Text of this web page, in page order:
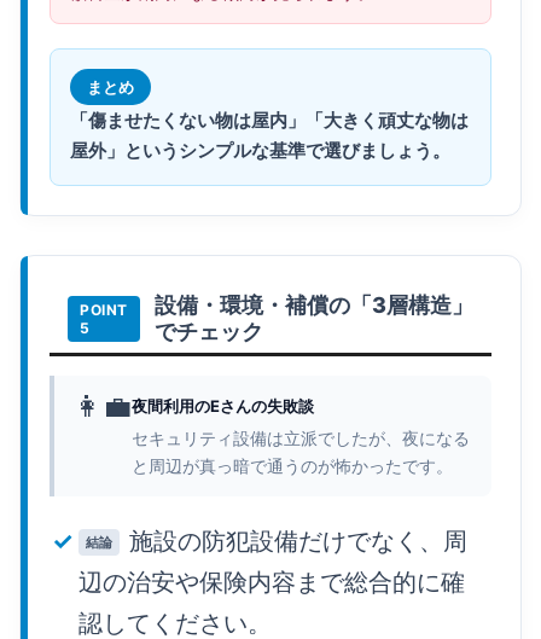
まとめ
「傷ませたくない物は屋内」「大きく頑丈な物は
屋外」というシンプルな基準で選びましょう。
設備・環境・補償の「3層構造」
でチェック
👩‍💼夜間利用のEさんの失敗談
セキュリティ設備は立派でしたが、夜になる
と周辺が真っ暗で通うのが怖かったです。
結論
施設の防犯設備だけでなく、周
辺の治安や保険内容まで総合的に確
認してください。